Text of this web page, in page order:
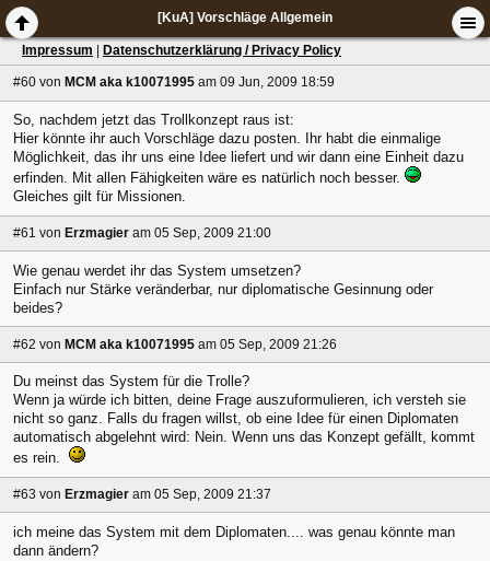
[KuA] Vorschläge Allgemein
Impressum Datenschutzerklärung / Privacy Policy
#60 von MCM aka k10071995 am 09 Jun, 2009 18:59
So, nachdem jetzt das Trollkonzept raus ist:
Hier könnte ihr auch Vorschläge dazu posten. Ihr habt die einmalige
Möglichkeit, das ihr uns eine Idee liefert und wir dann eine Einheit dazu
erfinden. Mit allen Fähigkeiten wäre es natürlich noch besser.
Gleiches gilt für Missionen.
#61 von Erzmagier am 05 Sep, 2009 21:00
Wie genau werdet ihr das System umsetzen?
Einfach nur Stärke veränderbar, nur diplomatische Gesinnung oder
beides?
#62 von MCM aka k10071995 am 05 Sep, 2009 21:26
Du meinst das System für die Trolle?
Wenn ja würde ich bitten, deine Frage auszuformulieren, ich versteh sie
nicht so ganz. Falls du fragen willst, ob eine Idee für einen Diplomaten
automatisch abgelehnt wird: Nein. Wenn uns das Konzept gefällt, kommt
es rein.
#63 von Erzmagier am 05 Sep, 2009 21:37
ich meine das System mit dem Diplomaten.... was genau könnte man
dann ändern?